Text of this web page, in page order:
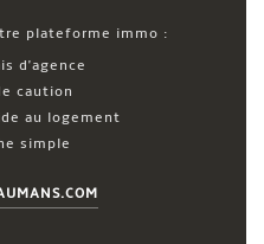
plateforme immo :
d'agence
caution
au logement
simple